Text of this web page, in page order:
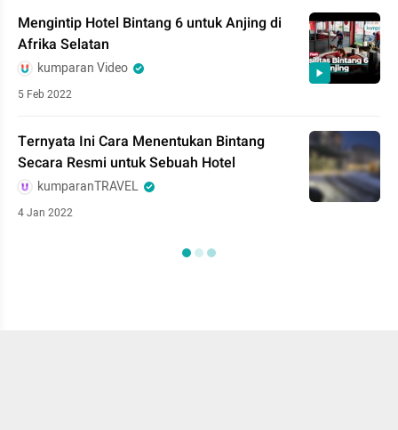
Mengintip Hotel Bintang 6 untuk Anjing di
Afrika Selatan
kumparan Video
5 Feb 2022
Ternyata Ini Cara Menentukan Bintang
Secara Resmi untuk Sebuah Hotel
kumparanTRAVEL
4 Jan 2022